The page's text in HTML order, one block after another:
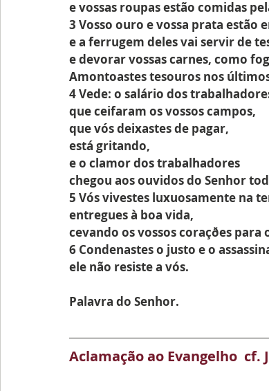
e vossas roupas estão comidas
3 Vosso ouro e vossa prata estão
e a ferrugem deles vai servir de
e devorar vossas carnes, como
Amontoastes tesouros nos
4 Vede: o salário dos
que ceifaram os vossos campos,
que vós deixastes de pagar,
está gritando,
e o clamor dos trabalhadores
chegou aos ouvidos do Senhor
5 Vós vivestes luxuosamente na
entregues à boa vida,
cevando os vossos coraçðes para
6 Condenastes o justo e o
ele não resiste a vós.
Palavra do Senhor.
Aclamação ao Evangelho  cf.